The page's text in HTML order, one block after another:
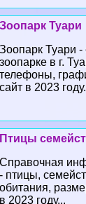
Зоопарк Туари
Зоопарк Туари
зоопарке в г.
телефоны,
сайт в 2023
Птицы
Справочная
- птицы,
обитания,
в 2023 году...